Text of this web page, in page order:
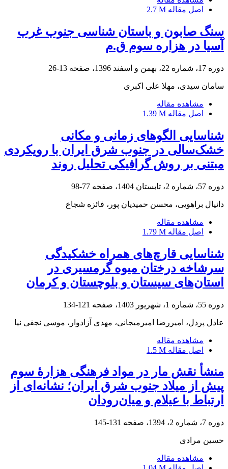
اصل مقاله 2.7 M
سنگ صابون و باستان شناسی جنوب غرب
آسیا در هزاره سوم ق.م
دوره 17، شماره 22، بهمن و اسفند 1396، صفحه 13-26
سامان سیدی، مهلا علی اکبری
مشاهده مقاله
اصل مقاله 1.39 M
شناسایی الگوهای زمانی و مکانی
خشک‌سالی در جنوب شرق ایران با رویکردی
مبتنی بر روش گرافیکی تحلیل روند
دوره 57، شماره 2، تابستان 1404، صفحه 77-98
دانیال براهویی، محسن حمیدیان پور، فائزه شجاع
مشاهده مقاله
اصل مقاله 1.79 M
شناسایی قارچ‌های همراه خشکیدگی
سرشاخه درختان میوه گرمسیری در
استان‌های سیستان و بلوچستان و کرمان
دوره 55، شماره 1، شهریور 1403، صفحه 121-134
عادل پردل، امیررضا امیرمیجانی، مهدی آزادوار، موسی نجفی نیا
مشاهده مقاله
اصل مقاله 1.5 M
منشأ نقش مار در مواد فرهنگی هزارۀ سوم
پیش از میلاد جنوب شرق ایران؛ نشانه‌ای از
ارتباط با عیلام و میان‌رودان
دوره 7، شماره 2، 1394، صفحه 131-145
حسین مرادی
مشاهده مقاله